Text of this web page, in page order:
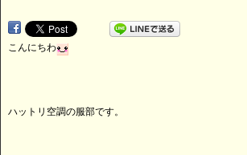
こんにちわ
ハットリ空調の服部です。